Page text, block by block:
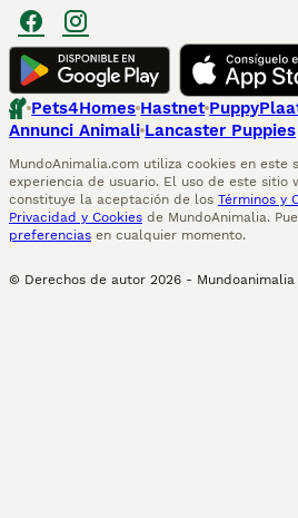
Pets4Homes Hastnet
Annunci Animali Lancaster Puppies
MundoAnimalia.com utiliza cookies en este
experiencia de usuario. El uso de este sitio
constituye la aceptación de los Términos y
Privacidad y Cookies de MundoAnimalia.
preferencias en cualquier momento.
© Derechos de autor 2026 - Mundoanimalia